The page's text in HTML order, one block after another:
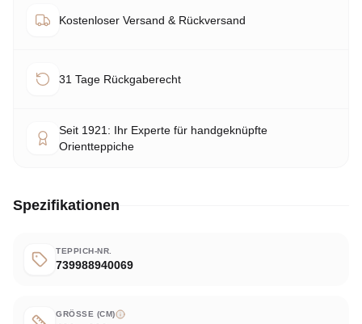
Kostenloser Versand & Rückversand
31 Tage Rückgaberecht
Seit 1921: Ihr Experte für handgeknüpfte
Orientteppiche
Spezifikationen
TEPPICH-NR.
739988940069
GRÖSSE (CM)